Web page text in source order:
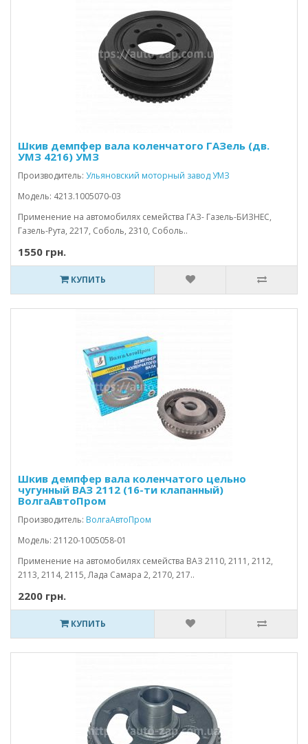
Шкив демпфер вала коленчатого ГАЗель (дв.
УМЗ 4216) УМЗ
Производитель: Ульяновский моторный завод УМЗ
Модель: 4213.1005070-03
Применение на автомобилях семейства ГАЗ- Газель-БИЗНЕС,
Газель-Рута, 2217, Соболь, 2310, Соболь..
1550 грн.
КУПИТЬ
Шкив демпфер вала коленчатого цельно
чугунный ВАЗ 2112 (16-ти клапанный)
ВолгаАвтоПром
Производитель: ВолгаАвтоПром
Модель: 21120-1005058-01
Применение на автомобилях семейства ВАЗ 2110, 2111, 2112,
2113, 2114, 2115, Лада Самара 2, 2170, 217..
2200 грн.
КУПИТЬ